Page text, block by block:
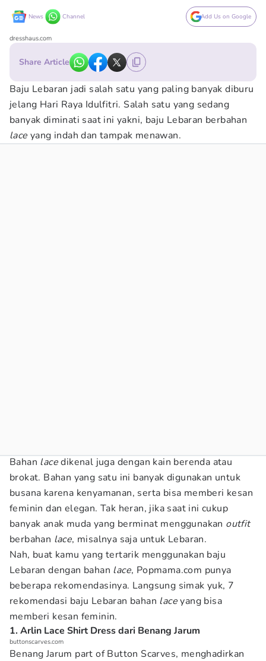
News Channel Add Us on Google
dresshaus.com
Share Article
Baju Lebaran jadi salah satu yang paling banyak diburu
jelang Hari Raya Idulfitri. Salah satu yang sedang
banyak diminati saat ini yakni, baju Lebaran berbahan
lace yang indah dan tampak menawan.
Bahan lacedikenal juga dengan kain berenda atau
brokat. Bahan yang satu ini banyak digunakan untuk
busana karena kenyamanan, serta bisa memberi kesan
feminin dan elegan. Tak heran, jika saat ini cukup
banyak anak muda yang berminat menggunakan outfit
berbahan lace, misalnya saja untuk Lebaran.
Nah, buat kamu yang tertarik menggunakan baju
Lebaran dengan bahan lace, Popmama.com punya
beberapa rekomendasinya. Langsung simak yuk, 7
rekomendasi baju Lebaran bahan laceyang bisa
memberi kesan feminin.
1. Arlin Lace Shirt Dress dari Benang Jarum
buttonscarves.com
Benang Jarum part of Button Scarves, menghadirkan